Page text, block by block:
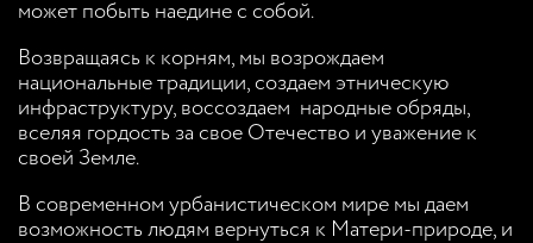
может побыть наедине с собой.
Возвращаясь к корням, мы возрождаем
национальные традиции, создаем этническую
инфраструктуру, воссоздаем народные обряды,
вселяя гордость за свое Отечество и уважение к
своей Земле.
В современном урбанистическом мире мы даем
возможность людям вернуться к Матери-природе, и